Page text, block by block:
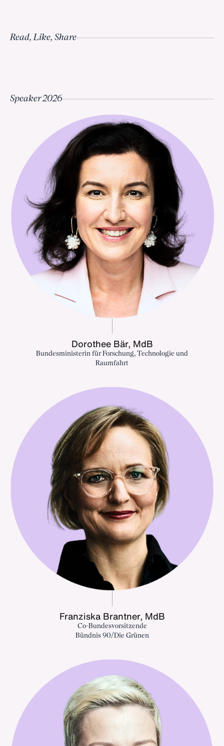
Read, Like, Share
Speaker 2026
Dorothee Bär, MdB
Bundesministerin für Forschung, Technologie und
Raumfahrt
Franziska Brantner, MdB
Co-Bundesvorsitzende
Bündnis 90/Die Grünen